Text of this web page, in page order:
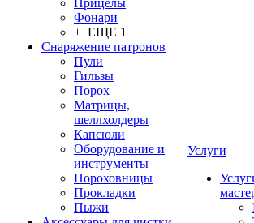
Прицелы
Фонари
+ ЕЩЕ 1
Снаряжение патронов
Пули
Гильзы
Порох
Матрицы,
шеллхолдеры
Капсюли
Оборудование и
инструменты
Пороховницы
Прокладки
Пыжи
Услуги